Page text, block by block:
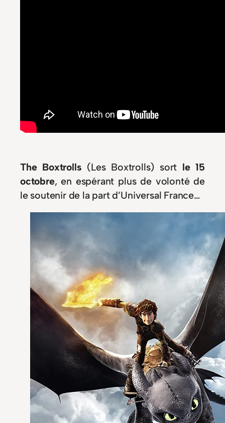
The Boxtrolls (Les Boxtrolls) sort le 15
octobre, en espérant plus de volonté de
le soutenir de la part d’Universal France…